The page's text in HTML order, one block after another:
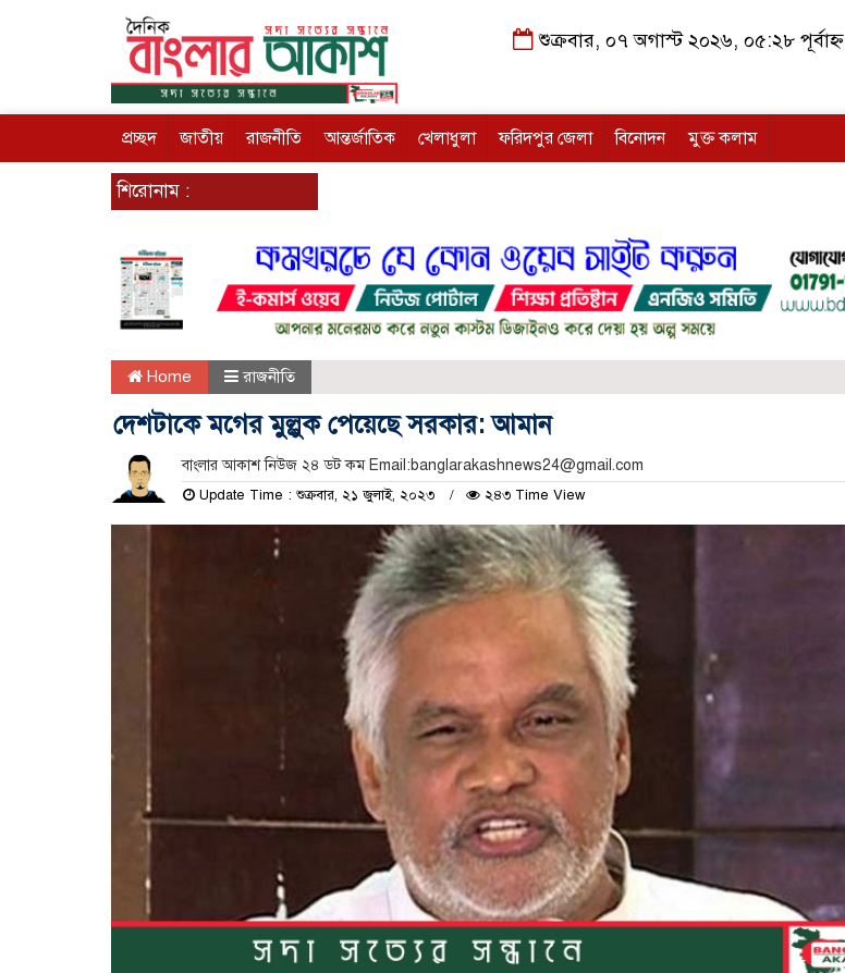
শুক্রবার, ০৭ অগাস্ট ২০২৬, ০৫:২৮ পূর্বাহ্ন
প্রচ্ছদ জাতীয় রাজনীতি আন্তর্জাতিক খেলাধুলা ফরিদপুর জেলা বিনোদন মুক্ত কলাম
শিরোনাম :
Home রাজনীতি
দেশটাকে মগের মুল্লুক পেয়েছে সরকার: আমান
বাংলার আকাশ নিউজ ২৪ ডট কম Email:banglarakashnews24@gmail.com
Update Time : শুক্রবার, ২১ জুলাই, ২০২৩ ২৪৩ Time View